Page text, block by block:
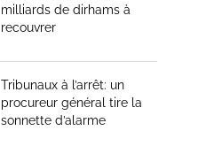
milliards de dirhams à
recouvrer
Tribunaux à l’arrêt: un
procureur général tire la
sonnette d’alarme